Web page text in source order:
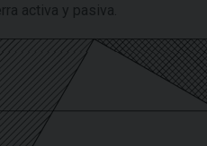
activa y pasiva.